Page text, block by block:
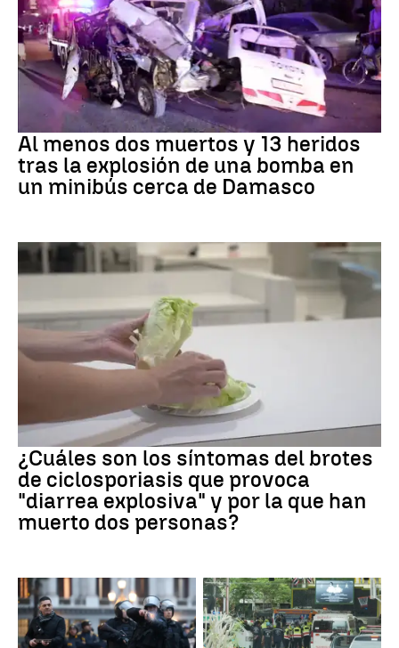
Al menos dos muertos y 13 heridos
tras la explosión de una bomba en
un minibús cerca de Damasco
Brote
¿Cuáles son los síntomas del brotes
de ciclosporiasis que provoca
"diarrea explosiva" y por la que han
muerto dos personas?